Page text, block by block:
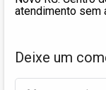
atendimento sem
Deixe um